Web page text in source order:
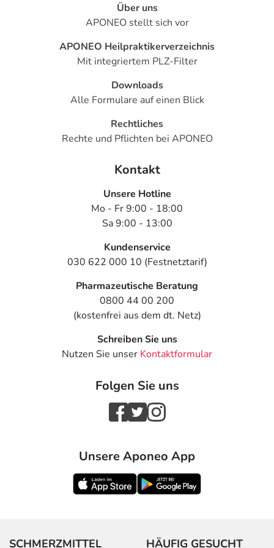
Über uns
APONEO stellt sich vor
APONEO Heilpraktikerverzeichnis
Mit integriertem PLZ-Filter
Downloads
Alle Formulare auf einen Blick
Rechtliches
Rechte und Pflichten bei APONEO
Kontakt
Unsere Hotline
Mo - Fr 9:00 - 18:00
Sa 9:00 - 13:00
Kundenservice
030 622 000 10 (Festnetztarif)
Pharmazeutische Beratung
0800 44 00 200
(kostenfrei aus dem dt. Netz)
Schreiben Sie uns
Nutzen Sie unser Kontaktformular
Folgen Sie uns
Unsere Aponeo App
SCHMERZMITTEL HÄUFIG GESUCHT